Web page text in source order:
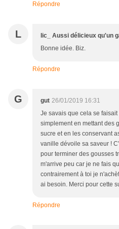
Répondre
L lic_ Aussi délicieux qu'un
Bonne idée. Biz.
Répondre
G gut 26/01/2019 16:31
Je savais que cela se
simplement en mettant des
sucre et en les conservant
vanille dévoile sa saveur !
pour terminer des gousses
m'arrive peu car je ne fais
contrairement à toi je
ai besoin. Merci pour cette
Répondre